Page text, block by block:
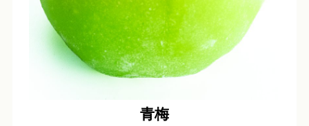
青梅